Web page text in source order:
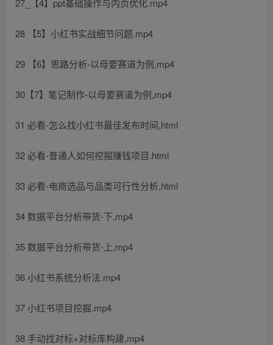
27_【4】ppt基础操作与内页优化.mp4
28 【5】小红书实战细节问题.mp4
29 【6】思路分析-以母要赛道为例,mp4
30【7】笔记制作-以母要赛道为例,mp4
31 必看-怎么找小红书最佳发布时间,html
32 必看-普通人如何挖掘赚钱项目.html
33 必看-电商选品与品类可行性分析,html
34 数据平台分析带货-下,mp4
35 数据平台分析带货-上,mp4
36 小红书系统分析法.mp4
37 小红书项目挖掘.mp4
38 手动找对标+对标库构建,mp4